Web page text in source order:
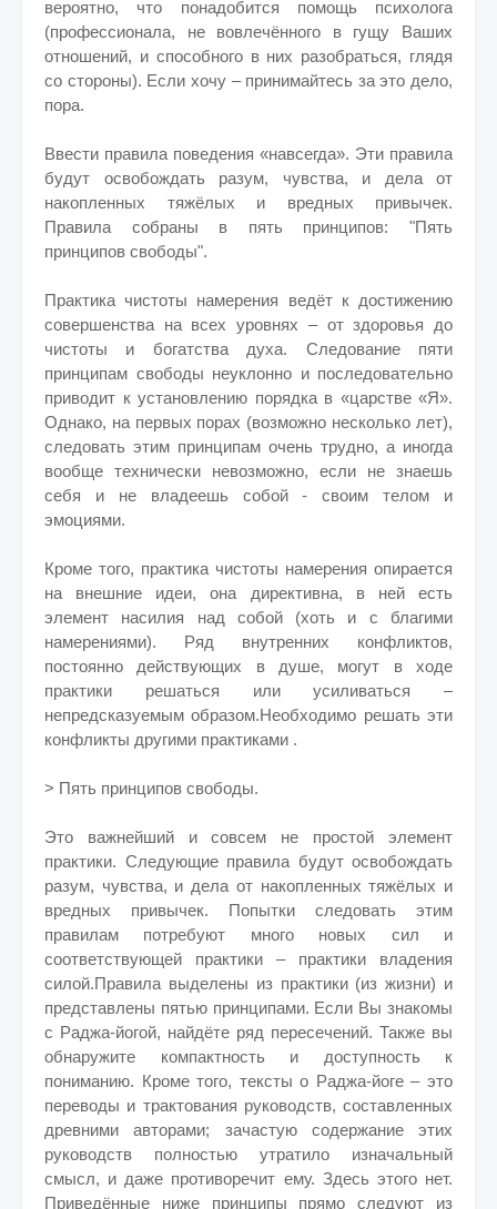
вероятно, что понадобится помощь психолога
(профессионала, не вовлечённого в гущу Ваших
отношений, и способного в них разобраться, глядя
со стороны). Если хочу – принимайтесь за это дело,
пора.
Ввести правила поведения «навсегда». Эти правила
будут освобождать разум, чувства, и дела от
накопленных тяжёлых и вредных привычек.
Правила собраны в пять принципов: "Пять
принципов свободы".
Практика чистоты намерения ведёт к достижению
совершенства на всех уровнях – от здоровья до
чистоты и богатства духа. Следование пяти
принципам свободы неуклонно и последовательно
приводит к установлению порядка в «царстве «Я».
Однако, на первых порах (возможно несколько лет),
следовать этим принципам очень трудно, а иногда
вообще технически невозможно, если не знаешь
себя и не владеешь собой - своим телом и
эмоциями.
Кроме того, практика чистоты намерения опирается
на внешние идеи, она директивна, в ней есть
элемент насилия над собой (хоть и с благими
намерениями). Ряд внутренних конфликтов,
постоянно действующих в душе, могут в ходе
практики решаться или усиливаться –
непредсказуемым образом.Необходимо решать эти
конфликты другими практиками .
> Пять принципов свободы.
Это важнейший и совсем не простой элемент
практики. Следующие правила будут освобождать
разум, чувства, и дела от накопленных тяжёлых и
вредных привычек. Попытки следовать этим
правилам потребуют много новых сил и
соответствующей практики – практики владения
силой.Правила выделены из практики (из жизни) и
представлены пятью принципами. Если Вы знакомы
с Раджа-йогой, найдёте ряд пересечений. Также вы
обнаружите компактность и доступность к
пониманию. Кроме того, тексты о Раджа-йоге – это
переводы и трактования руководств, составленных
древними авторами; зачастую содержание этих
руководств полностью утратило изначальный
смысл, и даже противоречит ему. Здесь этого нет.
Приведённые ниже принципы прямо следуют из